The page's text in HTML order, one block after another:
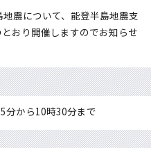
震について、能登半島地震支
おり開催しますのでお知らせ
から10時30分まで